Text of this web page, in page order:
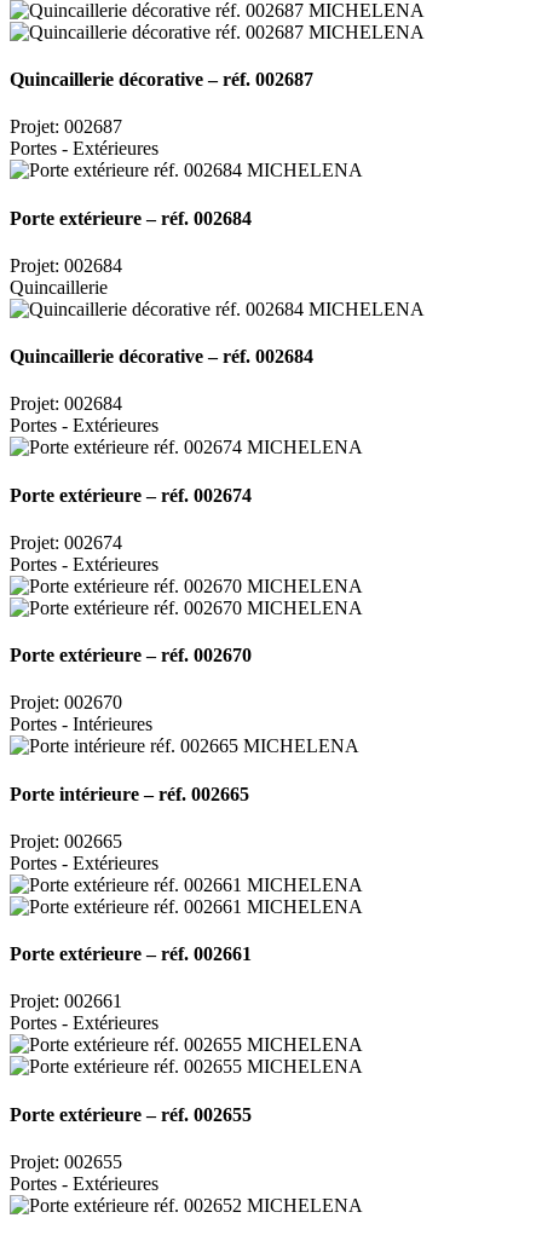
Quincaillerie décorative – réf. 002687
Projet: 002687
Portes - Extérieures
Porte extérieure – réf. 002684
Projet: 002684
Quincaillerie
Quincaillerie décorative – réf. 002684
Projet: 002684
Portes - Extérieures
Porte extérieure – réf. 002674
Projet: 002674
Portes - Extérieures
Porte extérieure – réf. 002670
Projet: 002670
Portes - Intérieures
Porte intérieure – réf. 002665
Projet: 002665
Portes - Extérieures
Porte extérieure – réf. 002661
Projet: 002661
Portes - Extérieures
Porte extérieure – réf. 002655
Projet: 002655
Portes - Extérieures